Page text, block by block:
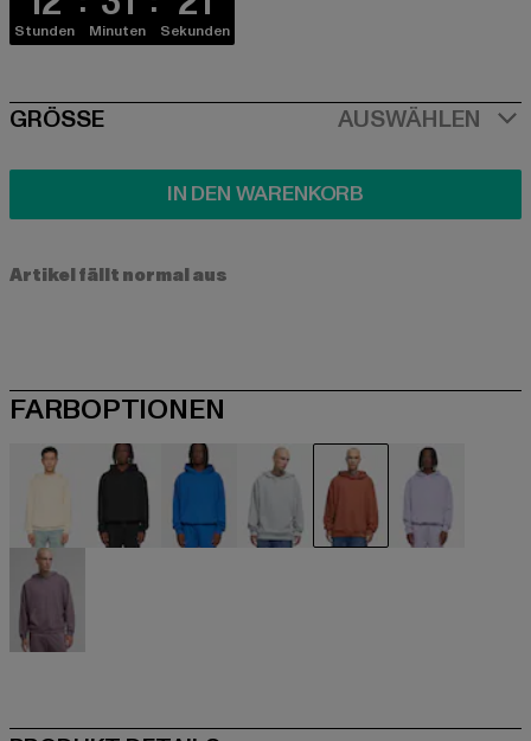
Stunden Minuten Sekunden
SIZE
GRÖSSE AUSWÄHLEN
IN DEN WARENKORB
Artikel fällt normal aus
FARBOPTIONEN
beige